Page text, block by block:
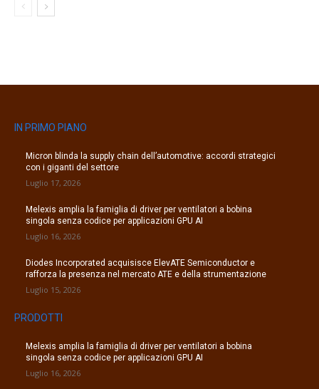
IN PRIMO PIANO
Micron blinda la supply chain dell’automotive: accordi strategici
con i giganti del settore
Luglio 17, 2026
Melexis amplia la famiglia di driver per ventilatori a bobina
singola senza codice per applicazioni GPU AI
Luglio 16, 2026
Diodes Incorporated acquisisce ElevATE Semiconductor e
rafforza la presenza nel mercato ATE e della strumentazione
Luglio 15, 2026
PRODOTTI
Melexis amplia la famiglia di driver per ventilatori a bobina
singola senza codice per applicazioni GPU AI
Luglio 16, 2026